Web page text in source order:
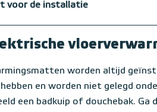
voor de installatie
worden altijd
en worden niet gelegd
een badkuip of douchebak.